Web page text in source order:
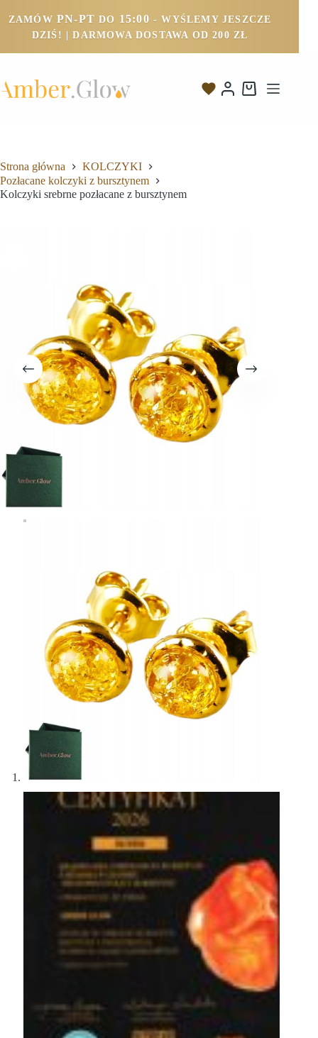
ZAMÓW PN-PT DO 15:00 - WYŚLEMY JESZCZE
DZIŚ! | DARMOWA DOSTAWA OD 200 ZŁ
Strona główna
KOLCZYKI
Pozłacane kolczyki z bursztynem
Kolczyki srebrne pozłacane z bursztynem